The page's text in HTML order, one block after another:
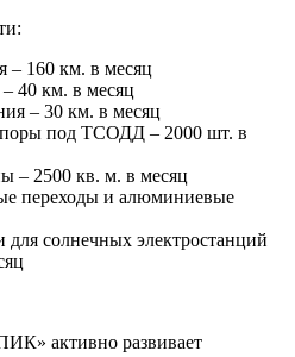
– 160 км. в месяц
40 км. в месяц
– 30 км. в месяц
под ТСОДД – 2000 шт. в
– 2500 кв. м. в месяц
переходы и алюминиевые
солнечных электростанций
активно развивает